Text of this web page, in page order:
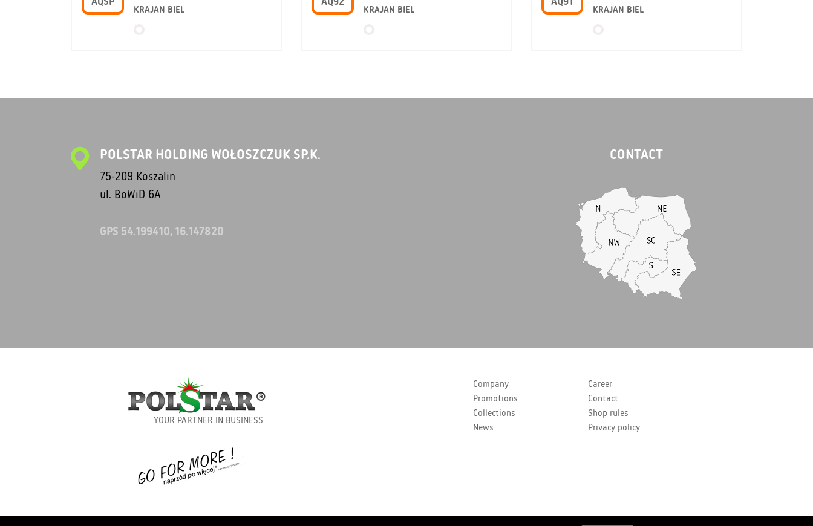
KRAJAN BIEL KRAJAN BIEL KRAJAN BIEL
POLSTAR HOLDING WOŁOSZCZUK SP.K.
75-209 Koszalin
ul. BoWiD 6A
GPS 54.199410, 16.147820
CONTACT
YOUR PARTNER IN BUSINESS
Company
Promotions
Collections
News
Career
Contact
Shop rules
Privacy policy